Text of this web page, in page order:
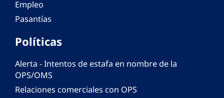
Empleo
Pasantías
Políticas
Alerta - Intentos de estafa en nombre de la
OPS/OMS
Relaciones comerciales con OPS